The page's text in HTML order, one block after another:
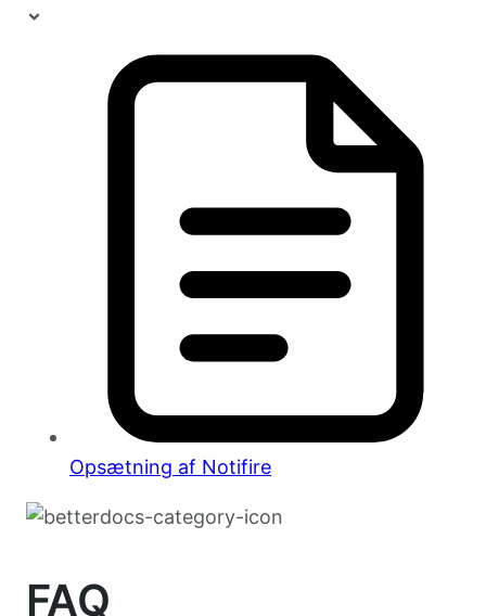
Opsætning af Notifire
FAQ